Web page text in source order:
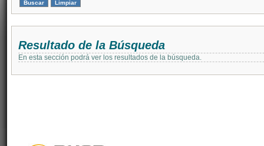
Resultado de la Búsqueda
En esta sección podrá ver los resultados de la búsqueda.